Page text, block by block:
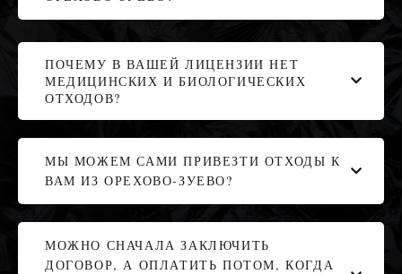
ПОЧЕМУ В ВАШЕЙ ЛИЦЕНЗИИ НЕТ
МЕДИЦИНСКИХ И БИОЛОГИЧЕСКИХ
ОТХОДОВ?
МЫ МОЖЕМ САМИ ПРИВЕЗТИ ОТХОДЫ К
ВАМ ИЗ ОРЕХОВО-ЗУЕВО?
МОЖНО СНАЧАЛА ЗАКЛЮЧИТЬ
ДОГОВОР, А ОПЛАТИТЬ ПОТОМ, КОГДА